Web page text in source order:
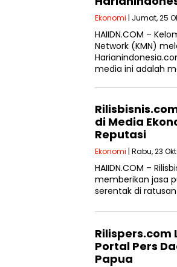
Ekonomi | Jumat, 25
HAIIDN.COM –
Network (KMN)
media ini adalah
di Media
Reputasi
Ekonomi | Rabu, 23
HAIIDN.COM –
memberikan jasa
serentak di
Rilispers.com
Portal Pers
Papua